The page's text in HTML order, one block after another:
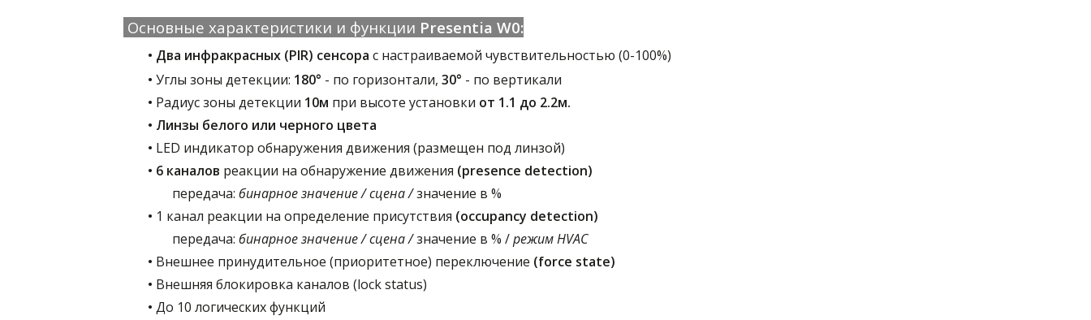
Основные характеристики и функции Presentia W0:
• Два инфракрасных (PIR) сенсора с настраиваемой чувствительностью (0-100%)
• Углы зоны детекции: 180° - по горизонтали, 30° - по вертикали
• Радиус зоны детекции 10м при высоте установки от 1.1 до 2.2м.
• Линзы белого или черного цвета
• LED индикатор обнаружения движения (размещен под линзой)
• 6 каналов реакции на обнаружение движения (presence detection)
передача: бинарное значение / сцена /значение в %
• 1 канал реакции на определение присутствия (occupancy detection)
передача: бинарное значение / сцена /значение в % /режим HVAC
• Внешнее принудительное (приоритетное) переключение (force state)
• Внешняя блокировка каналов (lock status)
• До 10 логических функций